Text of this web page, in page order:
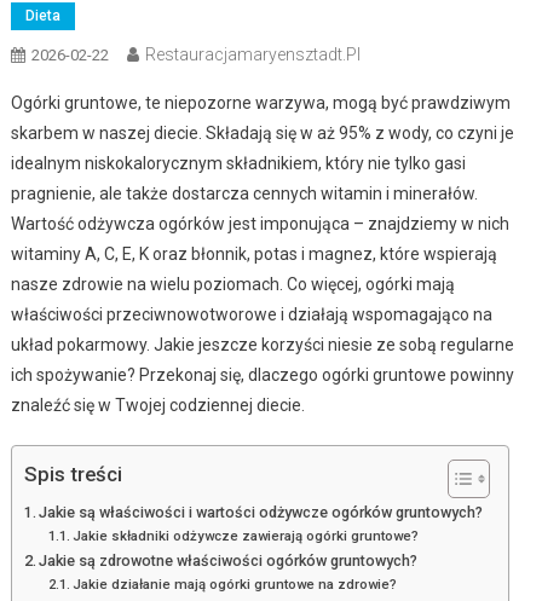
Dieta
2026-02-22 Restauracjamaryensztadt.pl
Ogórki gruntowe, te niepozorne warzywa, mogą być prawdziwym
skarbem w naszej diecie. Składają się w aż 95% z wody, co czyni je
idealnym niskokalorycznym składnikiem, który nie tylko gasi
pragnienie, ale także dostarcza cennych witamin i minerałów.
Wartość odżywcza ogórków jest imponująca – znajdziemy w nich
witaminy A, C, E, K oraz błonnik, potas i magnez, które wspierają
nasze zdrowie na wielu poziomach. Co więcej, ogórki mają
właściwości przeciwnowotworowe i działają wspomagająco na
układ pokarmowy. Jakie jeszcze korzyści niesie ze sobą regularne
ich spożywanie? Przekonaj się, dlaczego ogórki gruntowe powinny
znaleźć się w Twojej codziennej diecie.
Spis treści
Jakie są właściwości i wartości odżywcze ogórków gruntowych?
Jakie składniki odżywcze zawierają ogórki gruntowe?
Jakie są zdrowotne właściwości ogórków gruntowych?
Jakie działanie mają ogórki gruntowe na zdrowie?